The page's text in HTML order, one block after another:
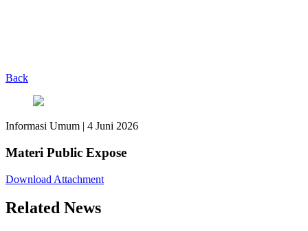
Back
Informasi Umum | 4 Juni 2026
Materi Public Expose
Download Attachment
Related News